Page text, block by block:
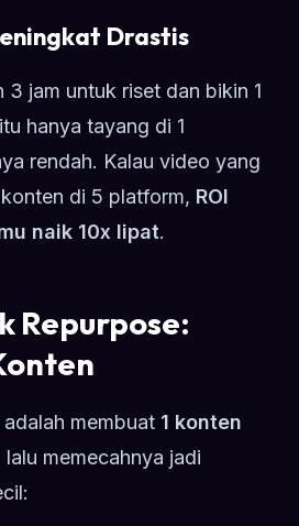
Drastis
3 jam untuk riset dan bikin 1
hanya tayang di 1
rendah. Kalau video yang
di 5 platform, ROI
naik 10x lipat.
Repurpose:
membuat 1 konten
memecahnya jadi